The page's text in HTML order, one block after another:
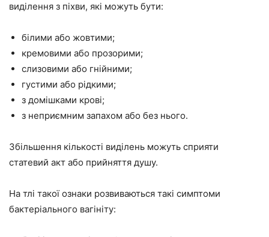
виділення з піхви, які можуть бути:
білими або жовтими;
кремовими або прозорими;
слизовими або гнійними;
густими або рідкими;
з домішками крові;
з неприємним запахом або без нього.
Збільшення кількості виділень можуть сприяти
статевий акт або прийняття душу.
На тлі такої ознаки розвиваються такі симптоми
бактеріального вагініту: